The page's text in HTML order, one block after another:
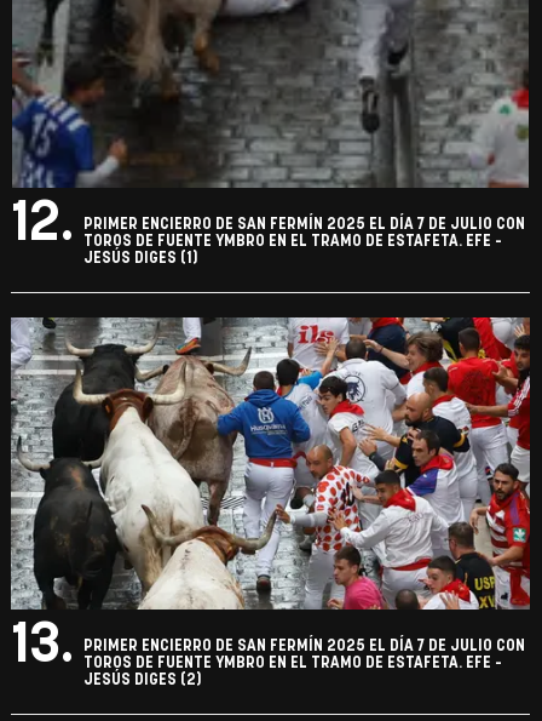
12.
PRIMER ENCIERRO DE SAN FERMÍN 2025 EL DÍA 7 DE JULIO CON
TOROS DE FUENTE YMBRO EN EL TRAMO DE ESTAFETA. EFE -
JESÚS DIGES (1)
13.
PRIMER ENCIERRO DE SAN FERMÍN 2025 EL DÍA 7 DE JULIO CON
TOROS DE FUENTE YMBRO EN EL TRAMO DE ESTAFETA. EFE -
JESÚS DIGES (2)